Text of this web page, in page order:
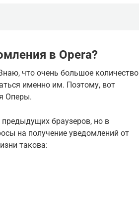
в Opera?
что очень большое количество
именно им. Поэтому, вот
Оперы.
браузеров, но в
на получение уведомлений от
такова: